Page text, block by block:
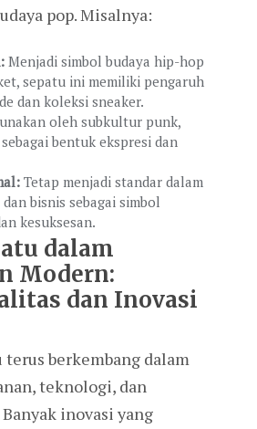
pop. Misalnya:
Menjadi simbol budaya hip-hop
sepatu ini memiliki pengaruh
dan koleksi sneaker.
oleh subkultur punk,
bentuk ekspresi dan
Tetap menjadi standar dalam
bisnis sebagai simbol
kesuksesan.
dalam
Modern:
dan Inovasi
terus berkembang dalam
teknologi, dan
inovasi yang